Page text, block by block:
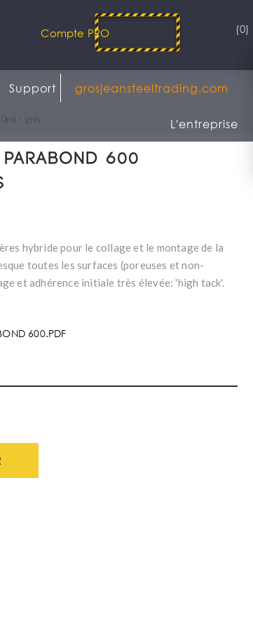
Compte PRO (0)
grosjeansteeltrading.com
Support
L'entreprise
- gris
600
hybride pour le collage et le montage de la
toutes les surfaces (poreuses et non-
et adhérence initiale très élevée: 'high tack'.
600.PDF